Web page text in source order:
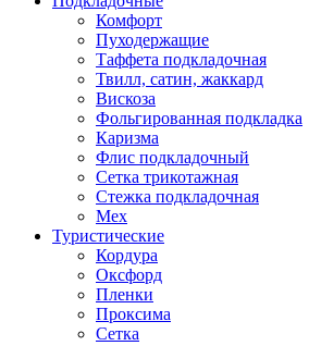
Комфорт
Пуходержащие
Таффета подкладочная
Твилл, сатин, жаккард
Вискоза
Фольгированная подкладка
Каризма
Флис подкладочный
Сетка трикотажная
Стежка подкладочная
Мех
Туристические
Кордура
Оксфорд
Пленки
Проксима
Сетка